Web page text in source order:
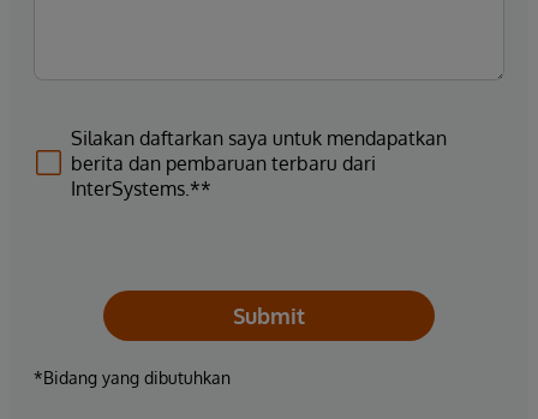
Silakan daftarkan saya untuk mendapatkan
berita dan pembaruan terbaru dari
InterSystems.**
Submit
*Bidang yang dibutuhkan